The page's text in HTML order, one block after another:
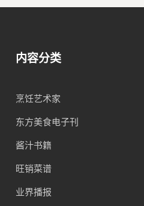
内容分类
烹饪艺术家
东方美食电子刊
酱汁书籍
旺销菜谱
业界播报